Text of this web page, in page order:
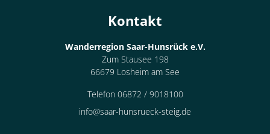
Kontakt
Wanderregion Saar-Hunsrück e.V.
Zum Stausee 198
66679 Losheim am See
Telefon 06872 / 9018100
info@saar-hunsrueck-steig.de